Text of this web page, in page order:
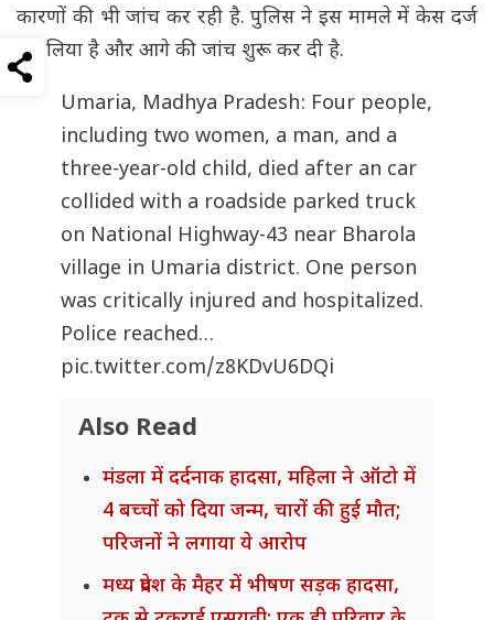
कारणों की भी जांच कर रही है. पुलिस ने इस मामले में केस दर्ज
कर लिया है और आगे की जांच शुरू कर दी है.
Umaria, Madhya Pradesh: Four people,
including two women, a man, and a
three-year-old child, died after an car
collided with a roadside parked truck
on National Highway-43 near Bharola
village in Umaria district. One person
was critically injured and hospitalized.
Police reached…
pic.twitter.com/z8KDvU6DQi
Also Read
मंडला में दर्दनाक हादसा, महिला ने ऑटो में
4 बच्चों को दिया जन्म, चारों की हुई मौत;
परिजनों ने लगाया ये आरोप
मध्य प्रदेश के मैहर में भीषण सड़क हादसा,